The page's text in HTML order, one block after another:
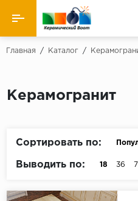
Назад
Керамическая плитка
Главная / Каталог /
Керамогранит
Сортировать по:
Выводить по: 18 36